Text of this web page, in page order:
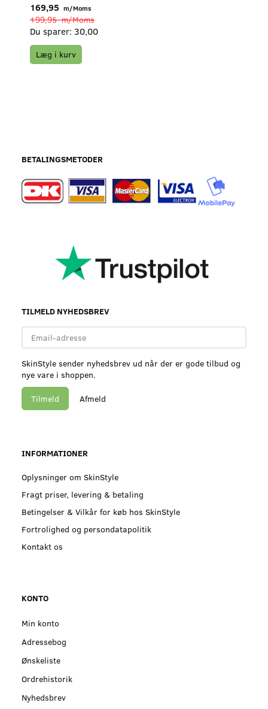
169,95 m/Moms
199,95m/Moms
Du sparer: 30,00
Læg i kurv
BETALINGSMETODER
TILMELD NYHEDSBREV
adresse
SkinStyle sender nyhedsbrev ud når der er gode tilbud og
nye vare i shoppen.
Tilmeld Afmeld
INFORMATIONER
Oplysninger om SkinStyle
Fragt priser, levering & betaling
Betingelser & Vilkår for køb hos SkinStyle
Fortrolighed og persondatapolitik
Kontakt os
KONTO
Min konto
Adressebog
Ønskeliste
Ordrehistorik
Nyhedsbrev